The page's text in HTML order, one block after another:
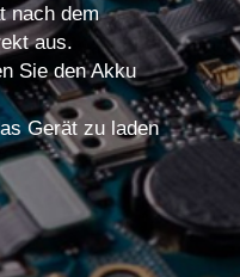
nach dem
aus.
Sie den Akku
Gerät zu laden